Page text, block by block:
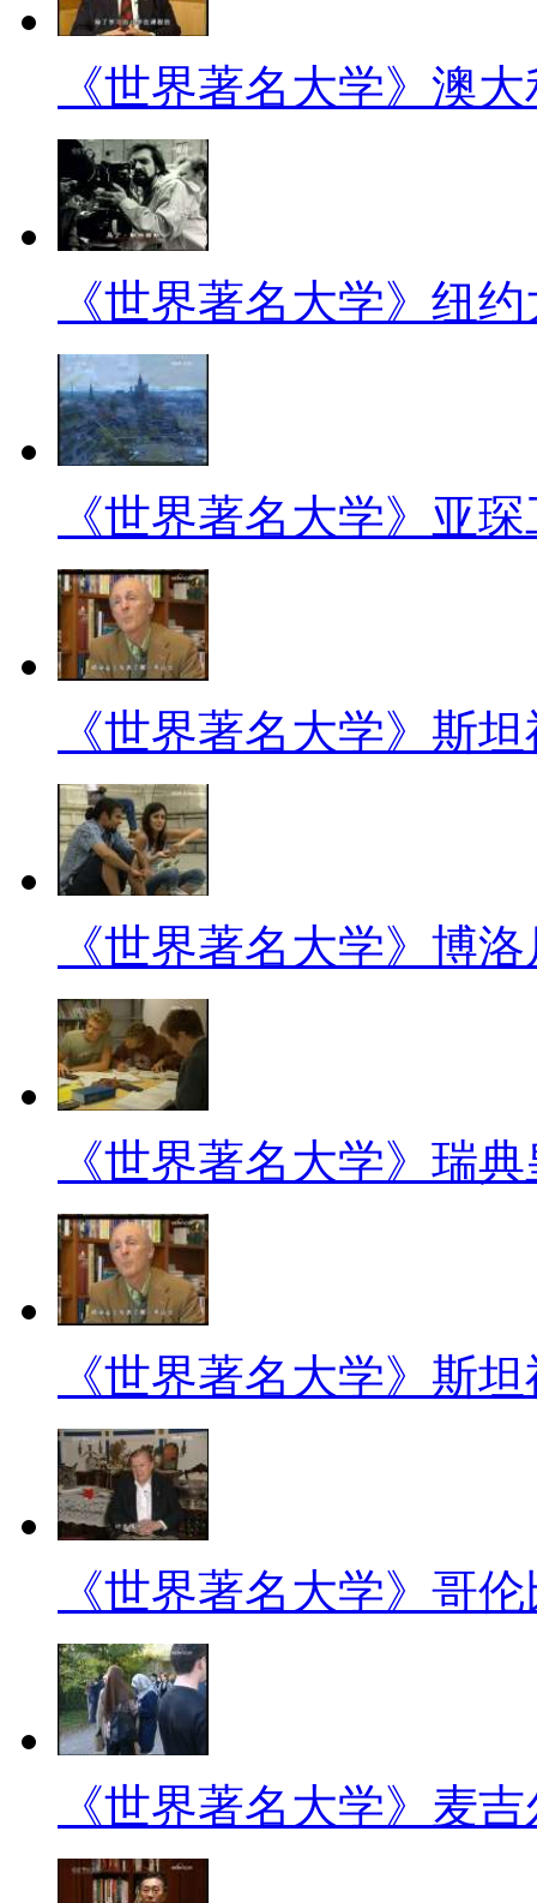
《世界著名大学》澳
《世界著名大学》纽
《世界著名大学》亚
《世界著名大学》斯
《世界著名大学》博
《世界著名大学》瑞
《世界著名大学》斯
《世界著名大学》哥
《世界著名大学》麦